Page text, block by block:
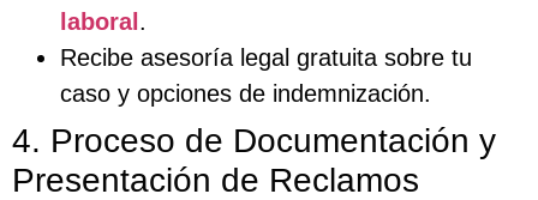
laboral .
Recibe asesoría legal gratuita sobre tu
caso y opciones de indemnización.
4. Proceso de Documentación y
Presentación de Reclamos